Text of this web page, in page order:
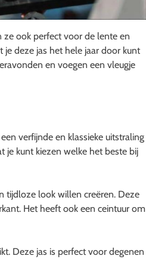
ook perfect voor de lente en
deze jas het hele jaar door kunt
en voegen een vleugje
verfijnde en klassieke uitstraling
je kunt kiezen welke het beste bij
tijdloze look willen creëren. Deze
Het heeft ook een ceintuur om
Deze jas is perfect voor degenen